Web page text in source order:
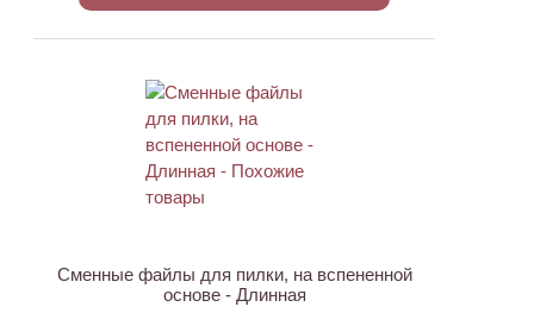
Сменные файлы для пилки, на вспененной
основе - Длинная